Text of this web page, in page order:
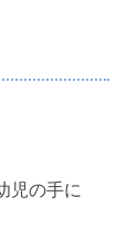
児の手に